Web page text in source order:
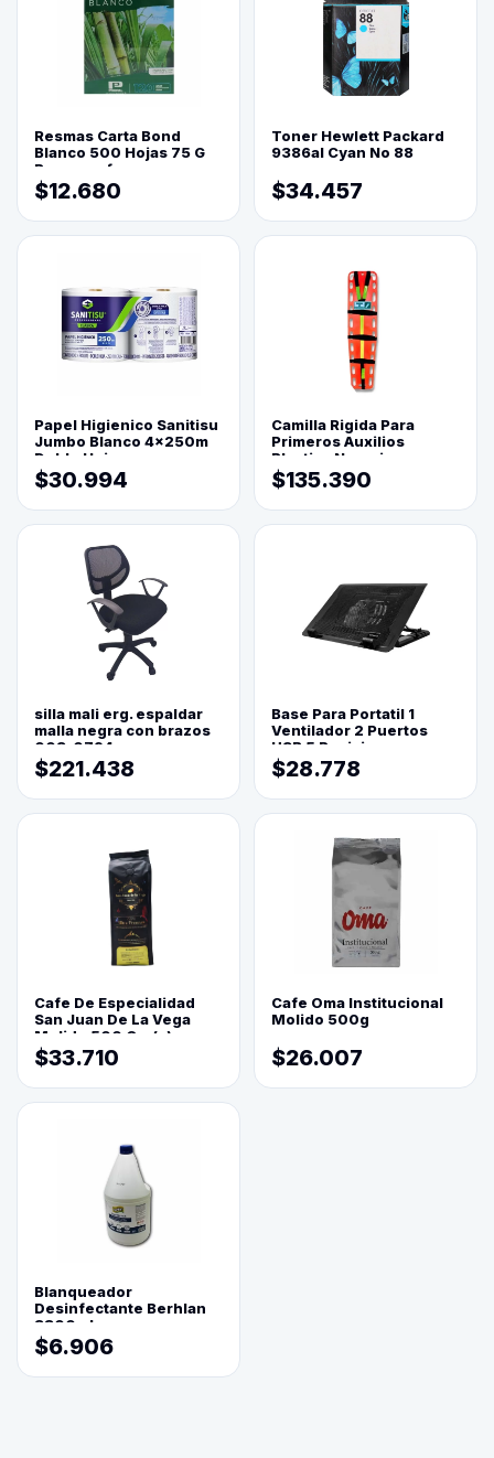
Resmas Carta Bond
Blanco 500 Hojas 75 G
Reprograf.
$12.680
Toner Hewlett Packard
9386al Cyan No 88
$34.457
Papel Higienico Sanitisu
Jumbo Blanco 4x250m
Doble Hoja
$30.994
Camilla Rigida Para
Primeros Auxilios
Plastica Naranja
$135.390
silla mali erg. espaldar
malla negra con brazos
003-0794
$221.438
Base Para Portatil 1
Ventilador 2 Puertos
USB 5 Posiciones
$28.778
Cafe De Especialidad
San Juan De La Vega
Molido 500 Grs(=)
$33.710
Cafe Oma Institucional
Molido 500g
$26.007
Blanqueador
Desinfectante Berhlan
3800ml
$6.906